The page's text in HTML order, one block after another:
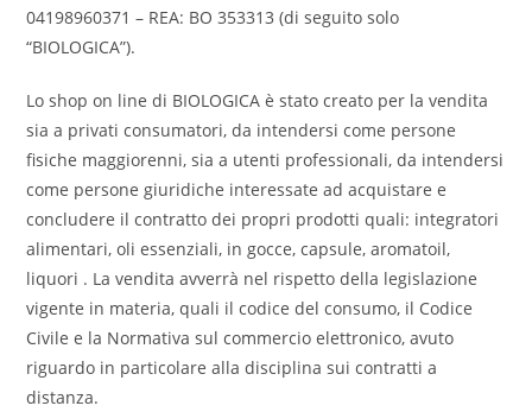
04198960371 – REA: BO 353313 (di seguito solo
“BIOLOGICA”).
Lo shop on line di BIOLOGICA è stato creato per la vendita
sia a privati consumatori, da intendersi come persone
fisiche maggiorenni, sia a utenti professionali, da intendersi
come persone giuridiche interessate ad acquistare e
concludere il contratto dei propri prodotti quali: integratori
alimentari, oli essenziali, in gocce, capsule, aromatoil,
liquori . La vendita avverrà nel rispetto della legislazione
vigente in materia, quali il codice del consumo, il Codice
Civile e la Normativa sul commercio elettronico, avuto
riguardo in particolare alla disciplina sui contratti a
distanza.